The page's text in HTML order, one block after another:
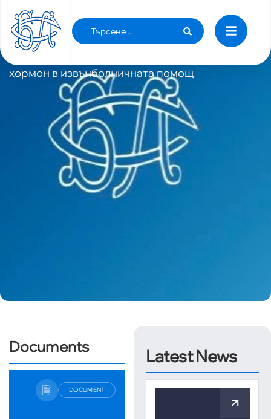
Изисквания на НЗОК при лечение на
хипопитуитаризъм и дефицит на растежен
хормон в извънболничната помощ
Documents
DOCUMENT
Latest News